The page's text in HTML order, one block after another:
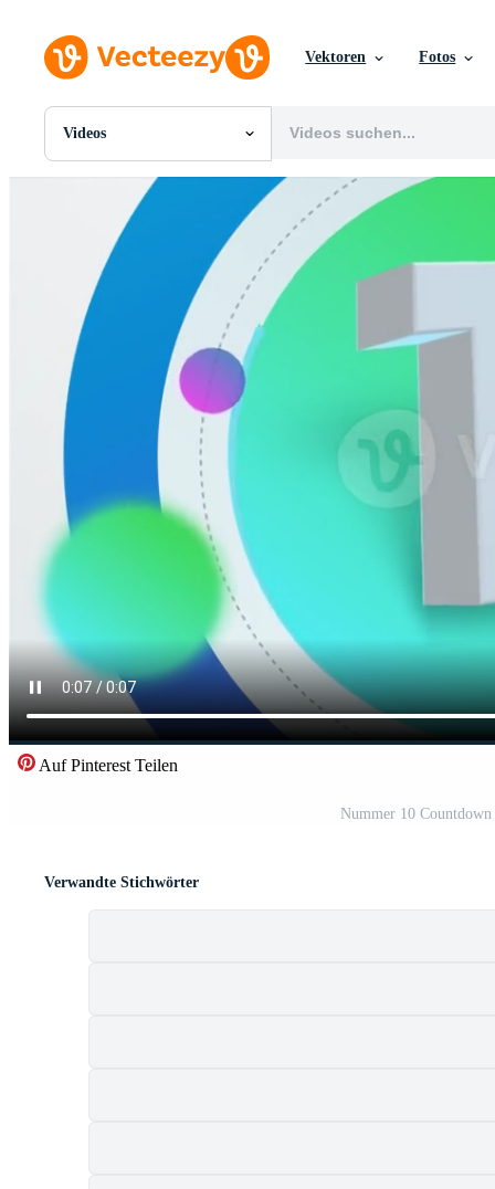
Vektoren Fotos
Videos
Alle Bilder
PSDs
SVGs
Vorlagen
Vektoren
Motion Graphics
Redaktionelle Bilder
Redaktionelle Ereignisse
Auf Pinterest Teilen
Nummer 10
Verwandte Stichwörter